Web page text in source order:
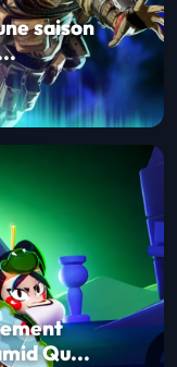
saison
Qu...